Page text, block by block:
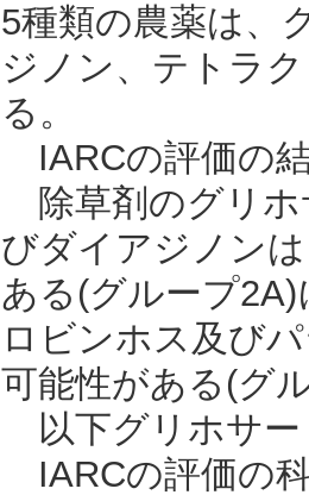
5種類の農薬は、
ジノン、テトラ
る。
IARCの評価の
除草剤のグリホ
びダイアジノン
ある(グループ
ロビンホス及び
可能性がある(グ
以下グリホサー
IARCの評価の